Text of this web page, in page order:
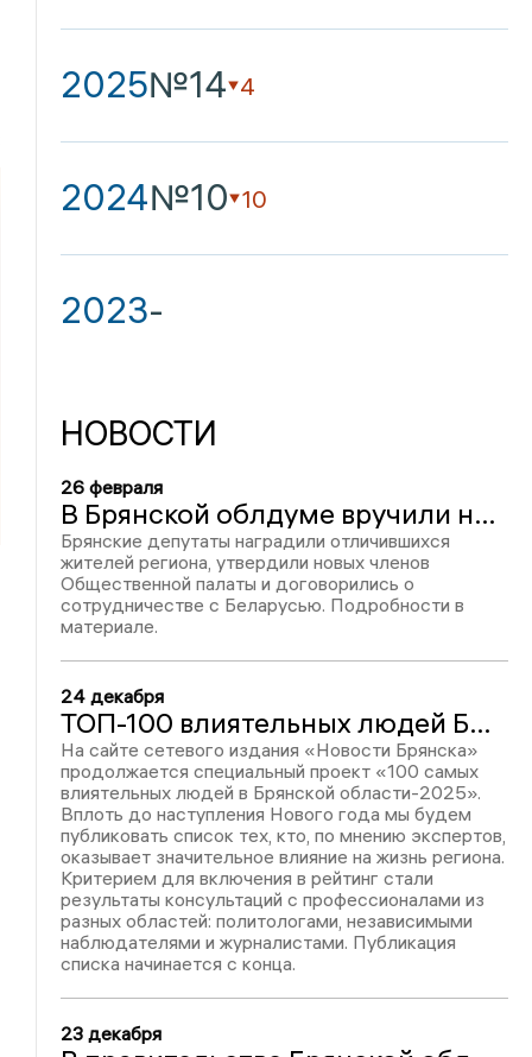
2025№14 4
2024№10 10
2023-
НОВОСТИ
26 февраля
В Брянской облдуме вручили награды Совфеда и утвердили кандидатуры в Общественную палату
Брянские депутаты наградили отличившихся
жителей региона, утвердили новых членов
Общественной палаты и договорились о
сотрудничестве с Беларусью. Подробности в
материале.
24 декабря
ТОП-100 влиятельных людей Брянской области – 2025: Василий Попадайло, место № 14
На сайте сетевого издания «Новости Брянска»
продолжается специальный проект «100 самых
влиятельных людей в Брянской области-2025».
Вплоть до наступления Нового года мы будем
публиковать список тех, кто, по мнению экспертов,
оказывает значительное влияние на жизнь региона.
Критерием для включения в рейтинг стали
результаты консультаций с профессионалами из
разных областей: политологами, независимыми
наблюдателями и журналистами. Публикация
списка начинается с конца.
23 декабря